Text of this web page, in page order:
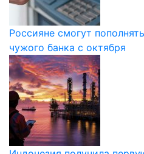
Россияне смогут
чужого банка с октября